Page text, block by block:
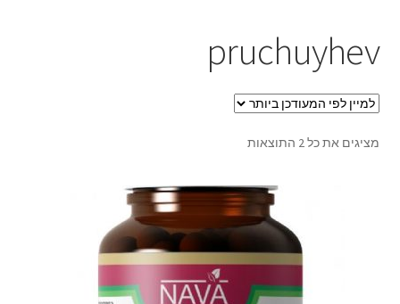
pruchuyhev
מציגים את כל ⁦2⁩ התוצאות